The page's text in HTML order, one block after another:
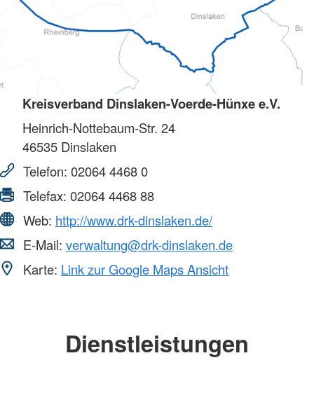
Kreisverband Dinslaken-Voerde-Hünxe e.V.
Heinrich-Nottebaum-Str. 24
46535 Dinslaken
Telefon: 02064 4468 0
Telefax: 02064 4468 88
Web: http://www.drk-dinslaken.de/
E-Mail: verwaltung@drk-dinslaken.de
Karte: Link zur Google Maps Ansicht
Dienstleistungen